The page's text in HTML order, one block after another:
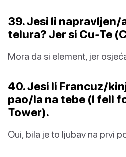
39. Jesi li napravljen/
telura? Jer si Cu-Te
Mora da si element, jer
40. Jesi li Francuz/
pao/la na tebe (I fell
Tower).
Oui, bila je to ljubav na prvi